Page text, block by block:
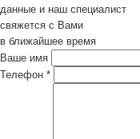
данные и наш специалист
свяжется с Вами
в ближайшее время
Ваше имя
Телефон *